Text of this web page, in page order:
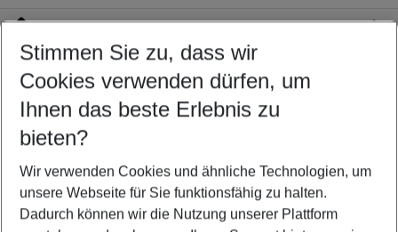
Location
Customize your offer
Find the perfect deal which suits your best
Your departure airport
Any airport
Select your date range
09/08/26–07/08/27 5-8 nights
Stimmen Sie zu, dass wir
Cookies verwenden dürfen, um
Ihnen das beste Erlebnis zu
bieten?
Wir verwenden Cookies und ähnliche Technologien, um
unsere Webseite für Sie funktionsfähig zu halten.
Dadurch können wir die Nutzung unserer Plattform